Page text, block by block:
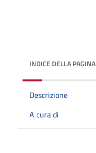
INDICE DELLA PAGINA
Descrizione
A cura di